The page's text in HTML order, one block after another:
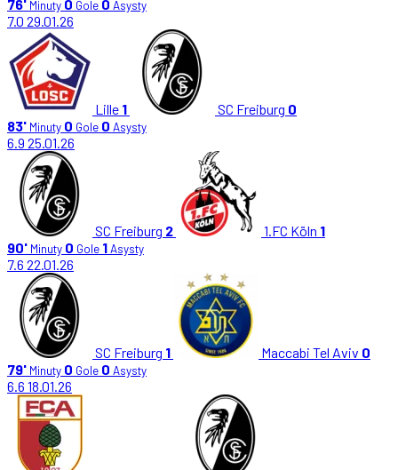
76' Minuty 0 Gole 0 Asysty
7.0 29.01.26
Lille 1 SC Freiburg 0
83' Minuty 0 Gole 0 Asysty
6.9 25.01.26
SC Freiburg 2 1.FC Köln 1
90' Minuty 0 Gole 1Asysty
7.6 22.01.26
SC Freiburg 1 Maccabi Tel Aviv 0
79' Minuty 0 Gole 0 Asysty
6.6 18.01.26